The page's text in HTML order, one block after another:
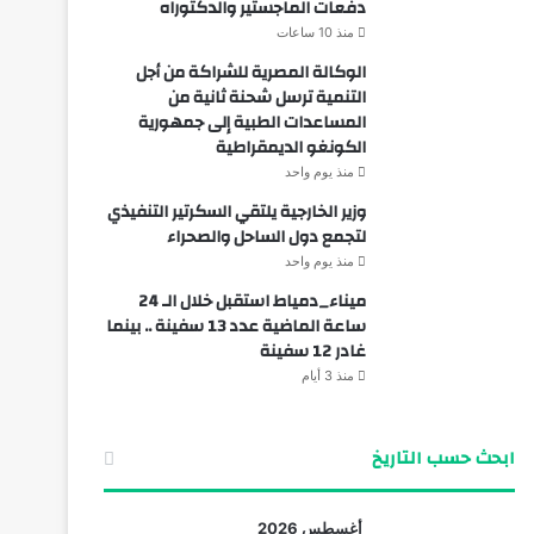
دفعات الماجستير والدكتوراه
منذ 10 ساعات
الوكالة المصرية للشراكة من أجل
التنمية ترسل شحنة ثانية من
المساعدات الطبية إلى جمهورية
الكونغو الديمقراطية
منذ يوم واحد
وزير الخارجية يلتقي السكرتير التنفيذي
لتجمع دول الساحل والصحراء
منذ يوم واحد
ميناء_دمياط استقبل خلال الـ 24
ساعة الماضية عدد 13 سفينة .. بينما
غادر 12 سفينة
منذ 3 أيام
ابحث حسب التاريخ
أغسطس 2026